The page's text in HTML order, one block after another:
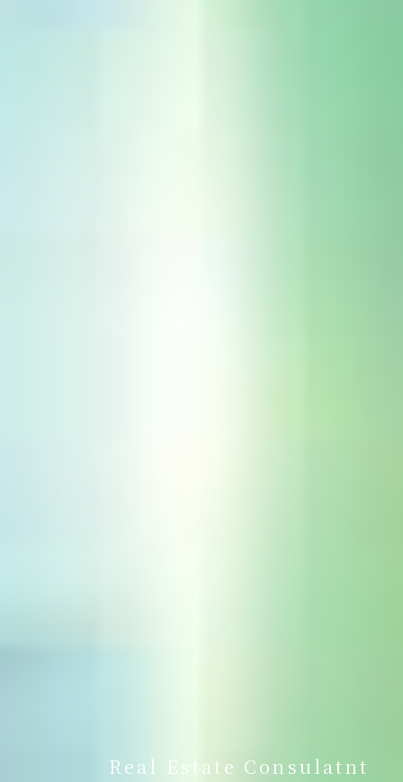
Real Estate Consulatnt